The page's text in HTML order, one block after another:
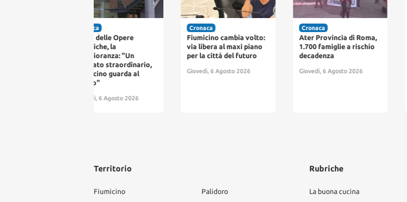
Fiumicino cambia volto:
via libera al maxi piano
per la città del futuro
Giovedì, 6 Agosto 2026
Cronaca
Ater Provincia di Roma,
1.700 famiglie a rischio
decadenza
Giovedì, 6 Agosto 2026
Cronaca
Fiumicino dichiara
guerra al degrado: nasce
il “Nucleo Decoro”
Giovedì, 6 Agosto 2026
Territorio
Fiumicino
Palidoro
Rubriche
La buona cucina